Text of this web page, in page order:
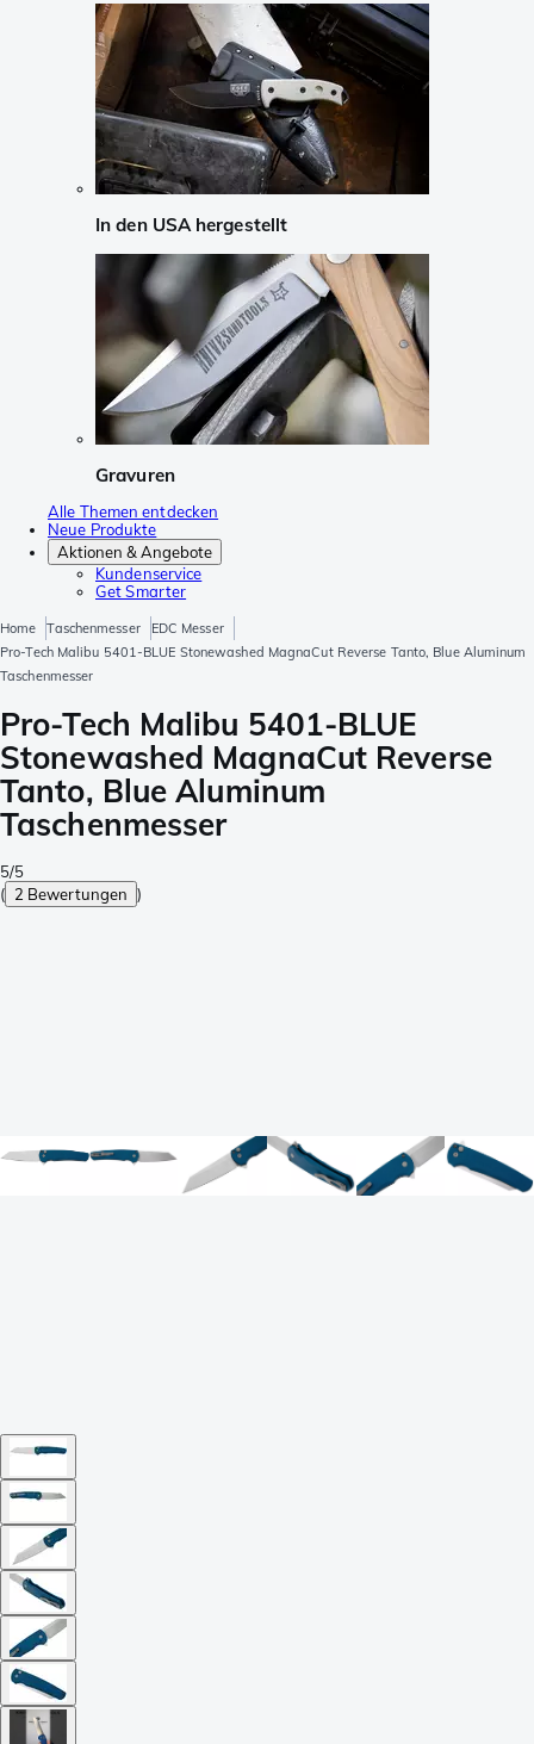
In den USA hergestellt
Gravuren
Alle Themen entdecken
Neue Produkte
Aktionen & Angebote
Kundenservice
Get Smarter
Home Taschenmesser
EDC Messer
Pro-Tech Malibu 5401-BLUE Stonewashed MagnaCut Reverse Tanto, Blue Aluminum
Taschenmesser
Pro-Tech Malibu 5401-BLUE
Stonewashed MagnaCut Reverse
Tanto, Blue Aluminum
Taschenmesser
5/5
( 2 Bewertungen )